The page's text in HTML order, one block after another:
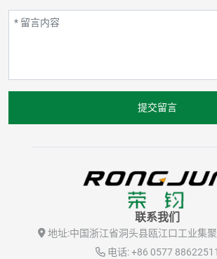
提交留言
联系我们
地址:中国浙江省洞头县瓯江口工业集
电话: +86 0577 88622511